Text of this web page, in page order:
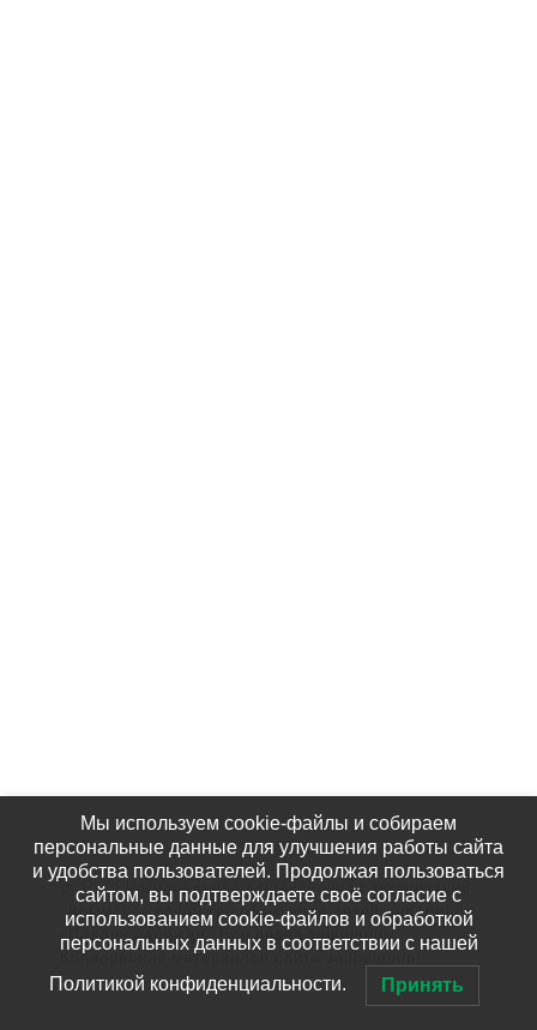
© 2020 Региональная общественная организация
«Крымское общество родителей детей-инвалидов
«Подари надежду» Все права защищены.
Копирование материалов сайта запрещено!
Мы используем cookie-файлы и собираем
персональные данные для улучшения работы сайта
и удобства пользователей. Продолжая пользоваться
сайтом, вы подтверждаете своё согласие с
использованием cookie-файлов и обработкой
персональных данных в соответствии с нашей
Политикой конфиденциальности. Принять